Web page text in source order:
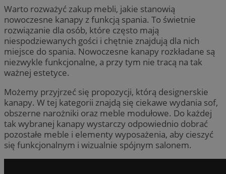
Warto rozważyć zakup mebli, jakie stanowią
nowoczesne kanapy z funkcją spania. To świetnie
rozwiązanie dla osób, które często mają
niespodziewanych gości i chętnie znajdują dla nich
miejsce do spania. Nowoczesne kanapy rozkładane są
niezwykle funkcjonalne, a przy tym nie tracą na tak
ważnej estetyce.
Możemy przyjrzeć się propozycji, którą designerskie
kanapy. W tej kategorii znajdą się ciekawe wydania sof,
obszerne narożniki oraz meble modułowe. Do każdej
tak wybranej kanapy wystarczy odpowiednio dobrać
pozostałe meble i elementy wyposażenia, aby cieszyć
się funkcjonalnym i wizualnie spójnym salonem.